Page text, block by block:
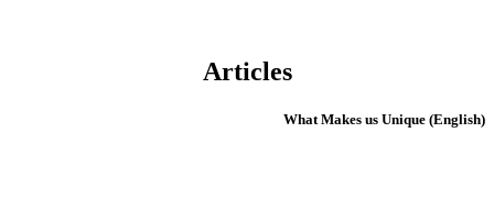
Articles
(English) What Makes us Unique